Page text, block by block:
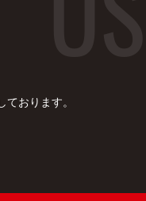
おります。